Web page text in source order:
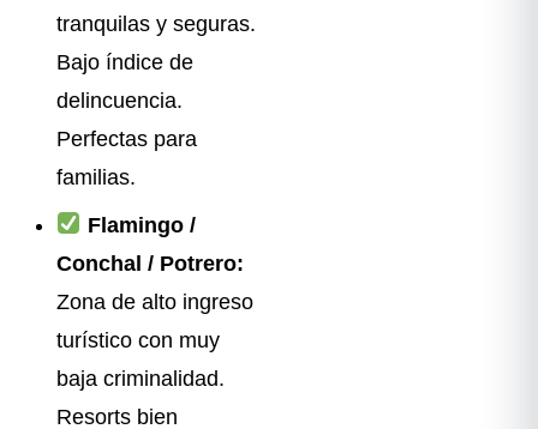
tranquilas y seguras.
Bajo índice de
delincuencia.
Perfectas para
familias.
Flamingo /
Conchal / Potrero:
Zona de alto ingreso
turístico con muy
baja criminalidad.
Resorts bien